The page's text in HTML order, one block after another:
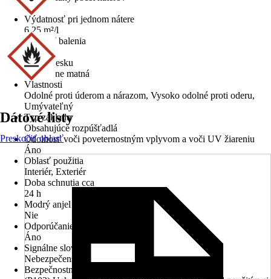
2
Výdatnosť pri jednom nátere
6,25 m²/l
Veľkosť balenia
0,4 l
Stupeň lesku
Hodvábne matná
Vlastnosti
Odolné proti úderom a nárazom, Vysoko odolné proti oderu,
Umývateľný
Typ základu
Obsahujúce rozpúšťadlá
Odolnosť voči poveternostným vplyvom a voči UV žiareniu
Áno
Oblasť použitia
Interiér, Exteriér
Doba schnutia cca
24 h
Modrý anjel
Nie
Odporúčanie základného náteru
Áno
Signálne slovo
Nebezpečenstvo
Bezpečnostné odporúčanie (P vety)
Dátové listy
Preskočiť oblasť